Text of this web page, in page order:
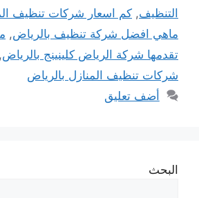
التنظيف, كم اسعار شركات تنظيف
ماهي افضل شركة تنظيف بالرياض,
تقدمها شركة الرياض كلينينج بالرياض,
شركات تنظيف المنازل بالرياض
أضف تعليق
البحث